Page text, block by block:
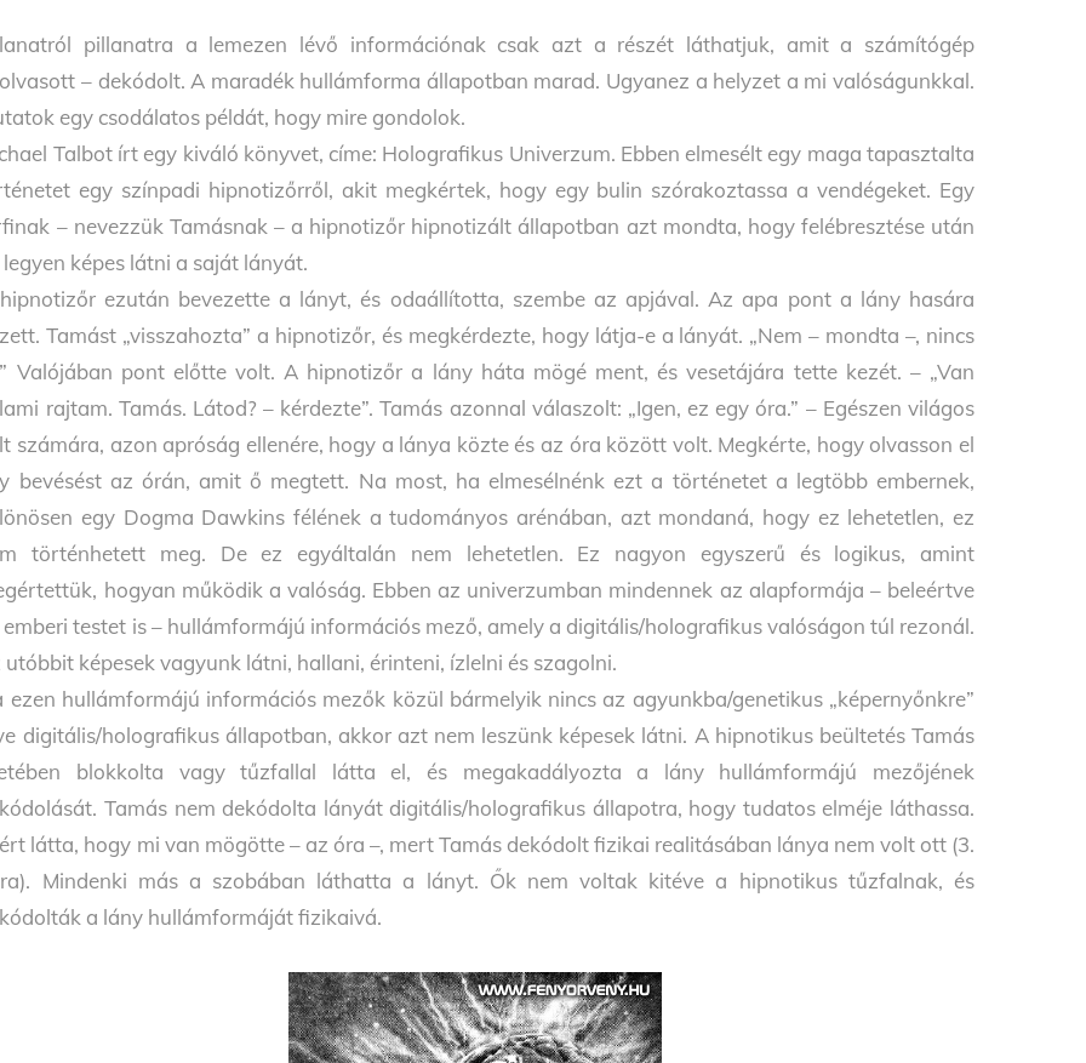
pillanatra a lemezen lévő információnak csak azt a részét láthatjuk, amit a számítógép
– dekódolt. A maradék hullámforma állapotban marad. Ugyanez a helyzet a mi valóságunkkal.
egy csodálatos példát, hogy mire gondolok.
Talbot írt egy kiváló könyvet, címe: Holografikus Univerzum. Ebben elmesélt egy maga tapasztalta
egy színpadi hipnotizőrről, akit megkértek, hogy egy bulin szórakoztassa a vendégeket. Egy
– nevezzük Tamásnak – a hipnotizőr hipnotizált állapotban azt mondta, hogy felébresztése után
legyen képes látni a saját lányát.
ezután bevezette a lányt, és odaállította, szembe az apjával. Az apa pont a lány hasára
Tamást „visszahozta” a hipnotizőr, és megkérdezte, hogy látja-e a lányát. „Nem – mondta –, nincs
Valójában pont előtte volt. A hipnotizőr a lány háta mögé ment, és vesetájára tette kezét. – „Van
rajtam. Tamás. Látod? – kérdezte”. Tamás azonnal válaszolt: „Igen, ez egy óra.” – Egészen világos
számára, azon apróság ellenére, hogy a lánya közte és az óra között volt. Megkérte, hogy olvasson el
bevésést az órán, amit ő megtett. Na most, ha elmesélnénk ezt a történetet a legtöbb embernek,
egy Dogma Dawkins félének a tudományos arénában, azt mondaná, hogy ez lehetetlen, ez
történhetett meg. De ez egyáltalán nem lehetetlen. Ez nagyon egyszerű és logikus, amint
hogyan működik a valóság. Ebben az univerzumban mindennek az alapformája – beleértve
emberi testet is – hullámformájú információs mező, amely a digitális/holografikus valóságon túl rezonál.
utóbbit képesek vagyunk látni, hallani, érinteni, ízlelni és szagolni.
ezen hullámformájú információs mezők közül bármelyik nincs az agyunkba/genetikus „képernyőnkre”
digitális/holografikus állapotban, akkor azt nem leszünk képesek látni. A hipnotikus beültetés Tamás
blokkolta vagy tűzfallal látta el, és megakadályozta a lány hullámformájú mezőjének
Tamás nem dekódolta lányát digitális/holografikus állapotra, hogy tudatos elméje láthassa.
látta, hogy mi van mögötte – az óra –, mert Tamás dekódolt fizikai realitásában lánya nem volt ott (3.
Mindenki más a szobában láthatta a lányt. Ők nem voltak kitéve a hipnotikus tűzfalnak, és
a lány hullámformáját fizikaivá.